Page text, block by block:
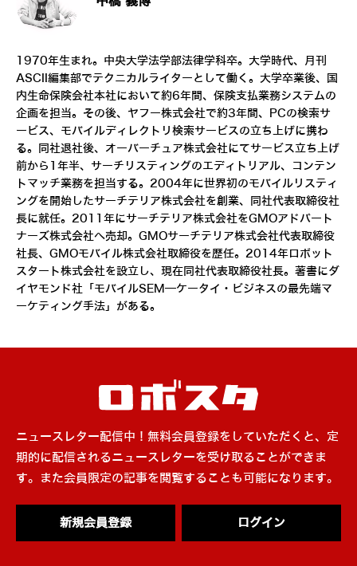
1970年生まれ。中央大学法学部法律学科卒。大学時代、月刊
ASCII編集部でテクニカルライターとして働く。大学卒業後、国
内生命保険会社本社において約6年間、保険支払業務システムの
企画を担当。その後、ヤフー株式会社で約3年間、PCの検索サ
ービス、モバイルディレクトリ検索サービスの立ち上げに携わ
る。同社退社後、オーバーチュア株式会社にてサービス立ち上げ
前から1年半、サーチリスティングのエディトリアル、コンテン
トマッチ業務を担当する。2004年に世界初のモバイルリスティ
ングを開始したサーチテリア株式会社を創業、同社代表取締役社
長に就任。2011年にサーチテリア株式会社をGMOアドパート
ナーズ株式会社へ売却。GMOサーチテリア株式会社代表取締役
社長、GMOモバイル株式会社取締役を歴任。2014年ロボット
スタート株式会社を設立し、現在同社代表取締役社長。著書にダ
イヤモンド社「モバイルSEM―ケータイ・ビジネスの最先端マ
ーケティング手法」がある。
ニュースレター配信中！無料会員登録をしていただくと、定
期的に配信されるニュースレターを受け取ることができま
す。また会員限定の記事を閲覧することも可能になります。
新規会員登録 ログイン